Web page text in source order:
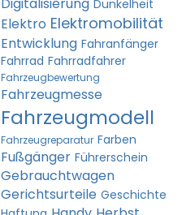
Dunkelheit
Elektro Elektromobilität
Entwicklung Fahranfänger
Fahrrad Fahrradfahrer
Fahrzeugbewertung
Fahrzeugmesse
Fahrzeugmodell
Fahrzeugreparatur Farben
Fußgänger Führerschein
Gebrauchtwagen
Gerichtsurteile Geschichte